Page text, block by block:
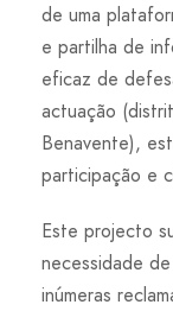
de uma
e partilha de
eficaz de
actuação
Benavente),
participação e
Este projecto
necessidade
inúmeras